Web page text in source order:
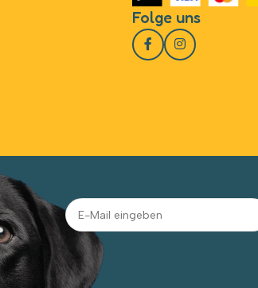
Folge uns
Alternative: